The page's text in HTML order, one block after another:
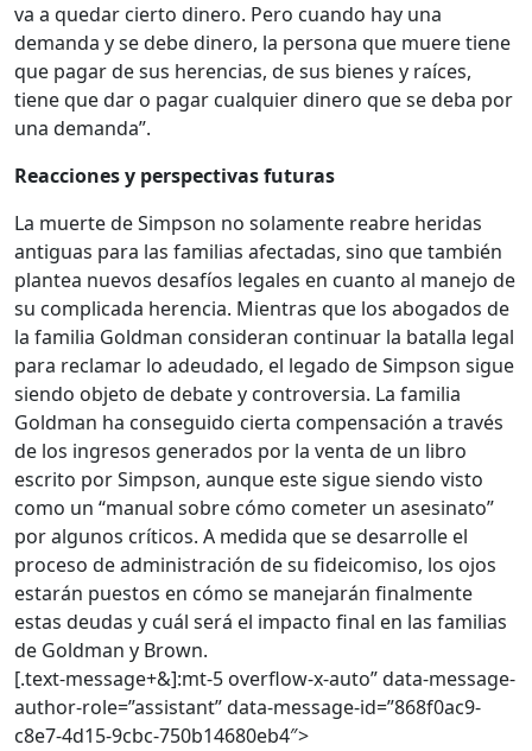
va a quedar cierto dinero. Pero cuando hay una
demanda y se debe dinero, la persona que muere tiene
que pagar de sus herencias, de sus bienes y raíces,
tiene que dar o pagar cualquier dinero que se deba por
una demanda”.
Reacciones y perspectivas futuras
La muerte de Simpson no solamente reabre heridas
antiguas para las familias afectadas, sino que también
plantea nuevos desafíos legales en cuanto al manejo de
su complicada herencia. Mientras que los abogados de
la familia Goldman consideran continuar la batalla legal
para reclamar lo adeudado, el legado de Simpson sigue
siendo objeto de debate y controversia. La familia
Goldman ha conseguido cierta compensación a través
de los ingresos generados por la venta de un libro
escrito por Simpson, aunque este sigue siendo visto
como un “manual sobre cómo cometer un asesinato”
por algunos críticos. A medida que se desarrolle el
proceso de administración de su fideicomiso, los ojos
estarán puestos en cómo se manejarán finalmente
estas deudas y cuál será el impacto final en las familias
de Goldman y Brown.
[.text-message+&]:mt-5 overflow-x-auto” data-message-
author-role=”assistant” data-message-id=”868f0ac9-
c8e7-4d15-9cbc-750b14680eb4″>